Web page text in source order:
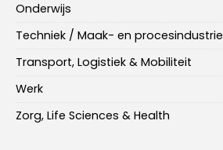
Onderwijs
Techniek / Maak- en procesindustrie
Transport, Logistiek & Mobiliteit
Werk
Zorg, Life Sciences & Health